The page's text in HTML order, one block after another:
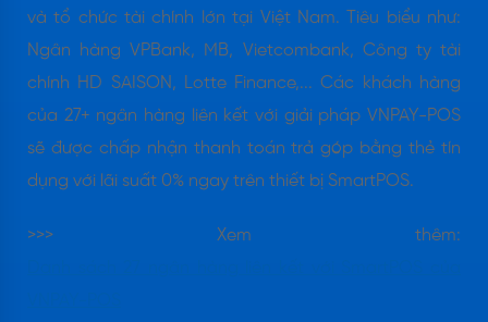
và tổ chức tài chính lớn tại Việt Nam. Tiêu biểu như:
Ngân hàng VPBank, MB, Vietcombank, Công ty tài
chính HD SAISON, Lotte Finance,... Các khách hàng
của 27+ ngân hàng liên kết với giải pháp VNPAY-POS
sẽ được chấp nhận thanh toán trả góp bằng thẻ tín
dụng với lãi suất 0% ngay trên thiết bị SmartPOS.
>>> Xem thêm: